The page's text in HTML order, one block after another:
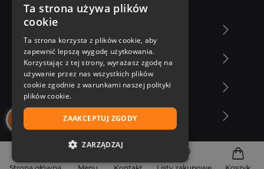
Strona główna Menu Kontakt Listy zakupowe Koszyk
Zakupy u nas
Nasza oferta
Nasi autorzy
Ta strona używa plików
cookie
Ta strona korzysta z plików cookie, aby
zapewnić lepszą wygodę użytkowania.
Korzystając z tej strony, wyrażasz zgodę na
używanie przez nas wszystkich plików
cookie zgodnie z warunkami naszej polityki
plików cookie.
ZAAKCEPTUJ ZGODY
ZARZĄDZAJ